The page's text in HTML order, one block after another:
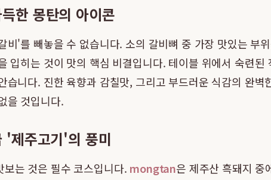
한 몽탄의 아이콘
비'를 빼놓을 수 없습니다. 소의 갈비뼈 중 가장 맛있는
입히는 것이 맛의 핵심 비결입니다. 테이블 위에서 숙련
습니다. 진한 육향과 감칠맛, 그리고 부드러운 식감의 완
을 것입니다.
'제주고기'의 풍미
는 것은 필수 코스입니다. mongtan은 제주산 흑돼지 중